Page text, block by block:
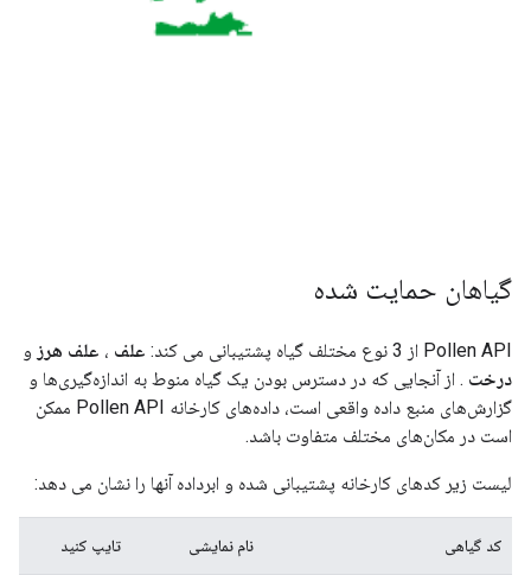
گیاهان حمایت شده
Pollen API از 3 نوع مختلف گیاه پشتیبانی می کند: علف ، علف هرز و
درخت . از آنجایی که در دسترس بودن یک گیاه منوط به اندازه‌گیری‌ها و
گزارش‌های منبع داده واقعی است، داده‌های کارخانه Pollen API ممکن
است در مکان‌های مختلف متفاوت باشد.
لیست زیر کدهای کارخانه پشتیبانی شده و ابرداده آنها را نشان می دهد:
کد گیاهی نام نمایشی تایپ کنید